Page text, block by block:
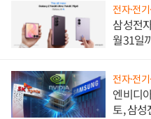
전자·전
삼성전
월31일
전자·전
엔비디
토, 삼성